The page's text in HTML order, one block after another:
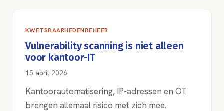
KWETSBAARHEDENBEHEER
Vulnerability scanning is niet alleen
voor kantoor-IT
15 april 2026
Kantoorautomatisering, IP-adressen en OT
brengen allemaal risico met zich mee.